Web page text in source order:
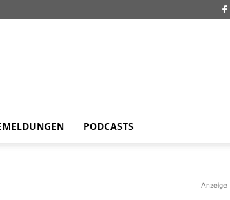
PODCASTS
Anzeige